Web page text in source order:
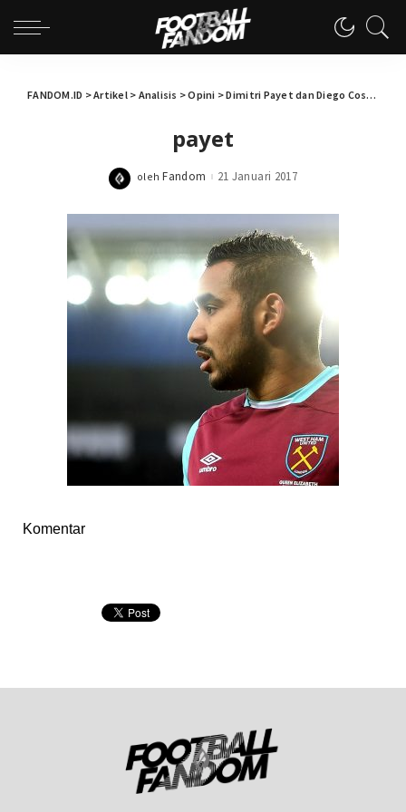
FANDOM.ID >Artikel> Analisis >Opini >Dimitri Payet dan Diego Costa: Meletakkan Loyalitas pada Tempatnya
payet
Posted
oleh Fandom 21 Januari 2017
Komentar